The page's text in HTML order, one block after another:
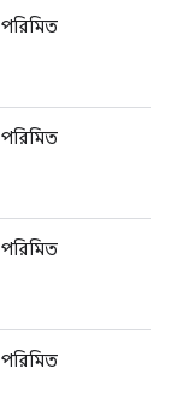
পরিমিত
পরিমিত
পরিমিত
পরিমিত